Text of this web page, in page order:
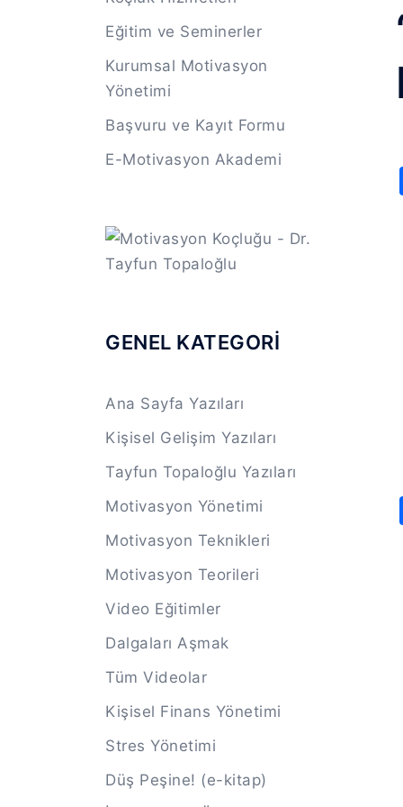
Eğitim ve Seminerler
Kurumsal Motivasyon
Yönetimi
Başvuru ve Kayıt Formu
E-Motivasyon Akademi
GENEL KATEGORİ
Ana Sayfa Yazıları
Kişisel Gelişim Yazıları
Tayfun Topaloğlu Yazıları
Motivasyon Yönetimi
Motivasyon Teknikleri
Motivasyon Teorileri
Video Eğitimler
Dalgaları Aşmak
Tüm Videolar
Kişisel Finans Yönetimi
Stres Yönetimi
Düş Peşine! (e-kitap)